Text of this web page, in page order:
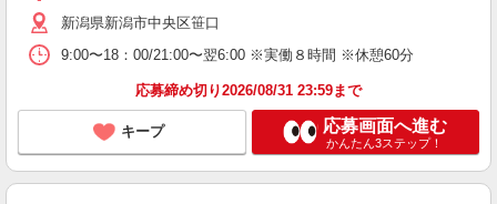
新潟県新潟市中央区笹口
9:00〜18：00/21:00〜翌6:00 ※実働８時間 ※休憩60分
応募締め切り2026/08/31 23:59まで
キープ 応募画面へ進む
かんたん3ステップ！